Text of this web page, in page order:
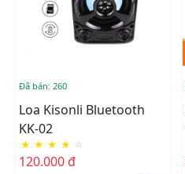
Đã bán: 260
Loa Kisonli Bluetooth
KK-02
★ ★ ★ ★ ☆
120.000 đ